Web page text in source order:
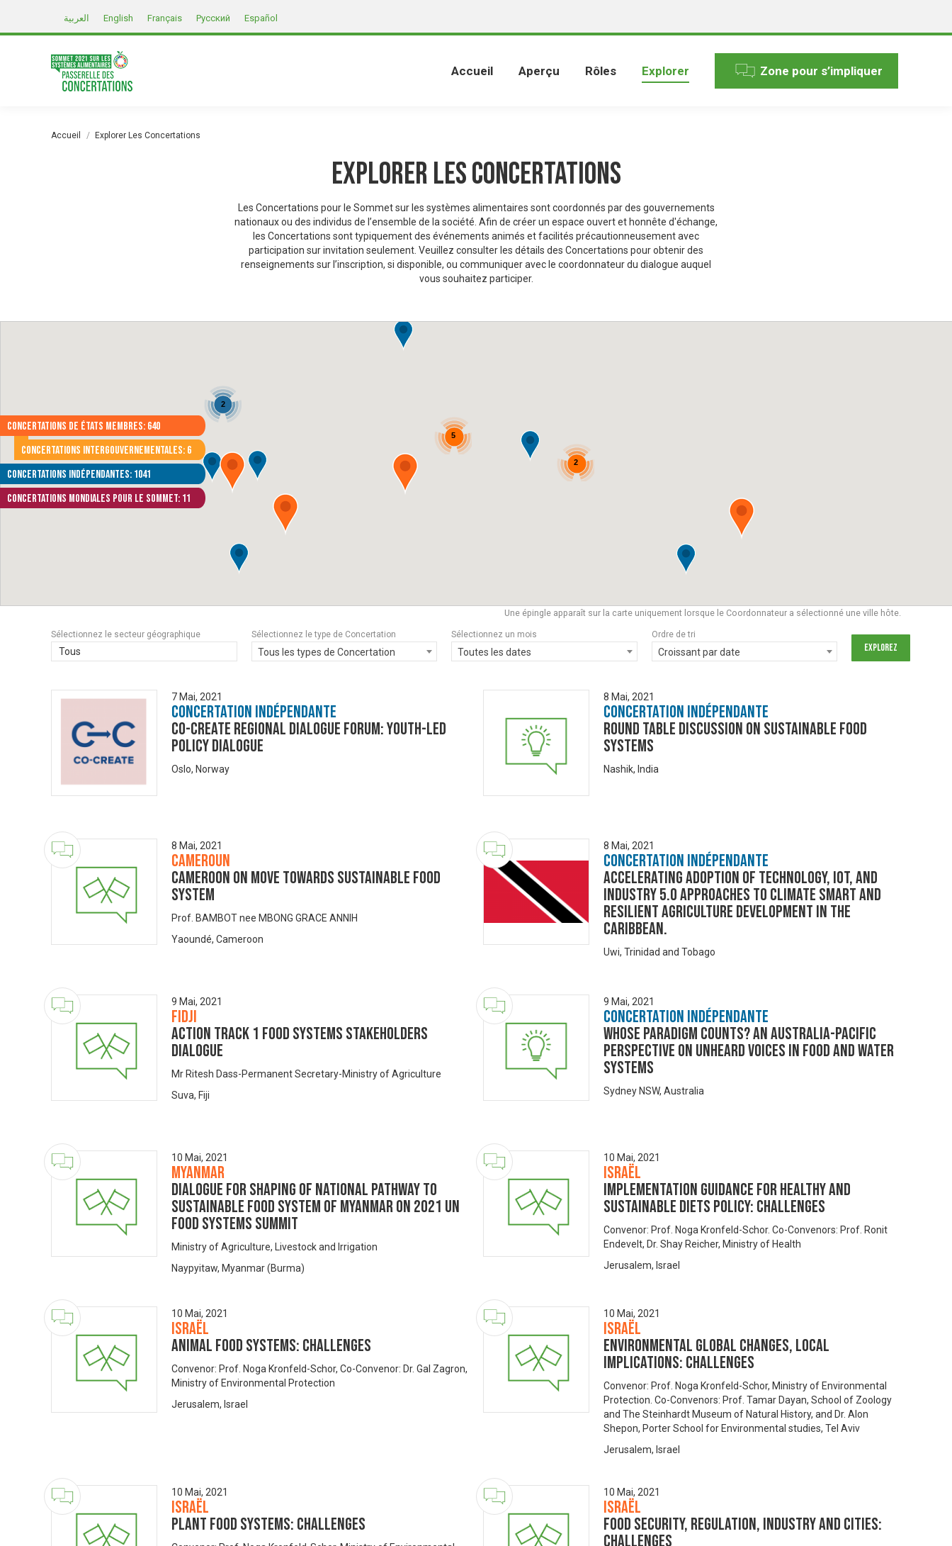
العربية English Français Русский Español
Accueil Aperçu Rôles Explorer Zone pour s’impliquer
Vous êtes ici :
Accueil Explorer Les Concertations
Explorer les Concertations
Les Concertations pour le Sommet sur les systèmes alimentaires sont coordonnés par des gouvernements
nationaux ou des individus de l’ensemble de la société. Afin de créer un espace ouvert et honnête d'échange,
les Concertations sont typiquement des événements animés et facilités précautionneusement avec
participation sur invitation seulement. Veuillez consulter les détails des Concertations pour obtenir des
renseignements sur l’inscription, si disponible, ou communiquer avec le coordonnateur du dialogue auquel
vous souhaitez participer.
Concertations de États membres: 640
Concertations intergouvernementales: 6
Concertations indépendantes: 1041
Concertations mondiales pour le Sommet: 11
2
2
5
Une épingle apparaît sur la carte uniquement lorsque le Coordonnateur a sélectionné une ville hôte.
Sélectionnez le secteur géographique
Tous
Sélectionnez le type de Concertation
Tous les types de Concertation
Sélectionnez un mois
Toutes les dates
Ordre de tri
Croissant par date
7 Mai, 2021
Concertation Indépendante
CO-CREATE Regional Dialogue Forum: Youth-Led
Policy Dialogue
Oslo, Norway
8 Mai, 2021
Concertation Indépendante
Round Table Discussion on Sustainable Food
Systems
Nashik, India
8 Mai, 2021
Cameroun
Cameroon on Move Towards Sustainable Food
System
Prof. BAMBOT nee MBONG GRACE ANNIH
Yaoundé, Cameroon
8 Mai, 2021
Concertation Indépendante
Accelerating Adoption of Technology, IOT, and
Industry 5.0 approaches to climate smart and
resilient agriculture development in the
Caribbean.
Uwi, Trinidad and Tobago
9 Mai, 2021
Fidji
Action Track 1 Food Systems Stakeholders
Dialogue
Mr Ritesh Dass-Permanent Secretary-Ministry of Agriculture
Suva, Fiji
9 Mai, 2021
Concertation Indépendante
Whose paradigm counts? An Australia-Pacific
perspective on unheard voices in food and water
systems
Sydney NSW, Australia
10 Mai, 2021
Myanmar
Dialogue for Shaping of National Pathway to
Sustainable Food System of Myanmar on 2021 UN
Food Systems Summit
Ministry of Agriculture, Livestock and Irrigation
Naypyitaw, Myanmar (Burma)
10 Mai, 2021
Israël
Implementation guidance for healthy and
sustainable diets policy: Challenges
Convenor: Prof. Noga Kronfeld-Schor. Co-Convenors: Prof. Ronit
Endevelt, Dr. Shay Reicher, Ministry of Health
Jerusalem, Israel
10 Mai, 2021
Israël
Animal food systems: challenges
Convenor: Prof. Noga Kronfeld-Schor, Co-Convenor: Dr. Gal Zagron,
Ministry of Environmental Protection
Jerusalem, Israel
10 Mai, 2021
Israël
Environmental global changes, local
implications: challenges
Convenor: Prof. Noga Kronfeld-Schor, Ministry of Environmental
Protection. Co-Convenors: Prof. Tamar Dayan, School of Zoology
and The Steinhardt Museum of Natural History, and Dr. Alon
Shepon, Porter School for Environmental studies, Tel Aviv
Jerusalem, Israel
10 Mai, 2021
Israël
Plant food systems: Challenges
10 Mai, 2021
Israël
Food security, regulation, industry and cities:
Challenges